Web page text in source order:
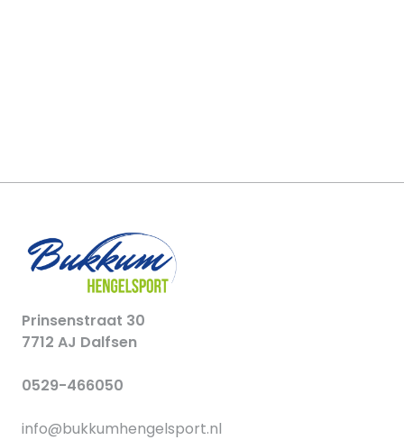
Prinsenstraat 30
7712 AJ Dalfsen
0529-466050
info@bukkumhengelsport.nl